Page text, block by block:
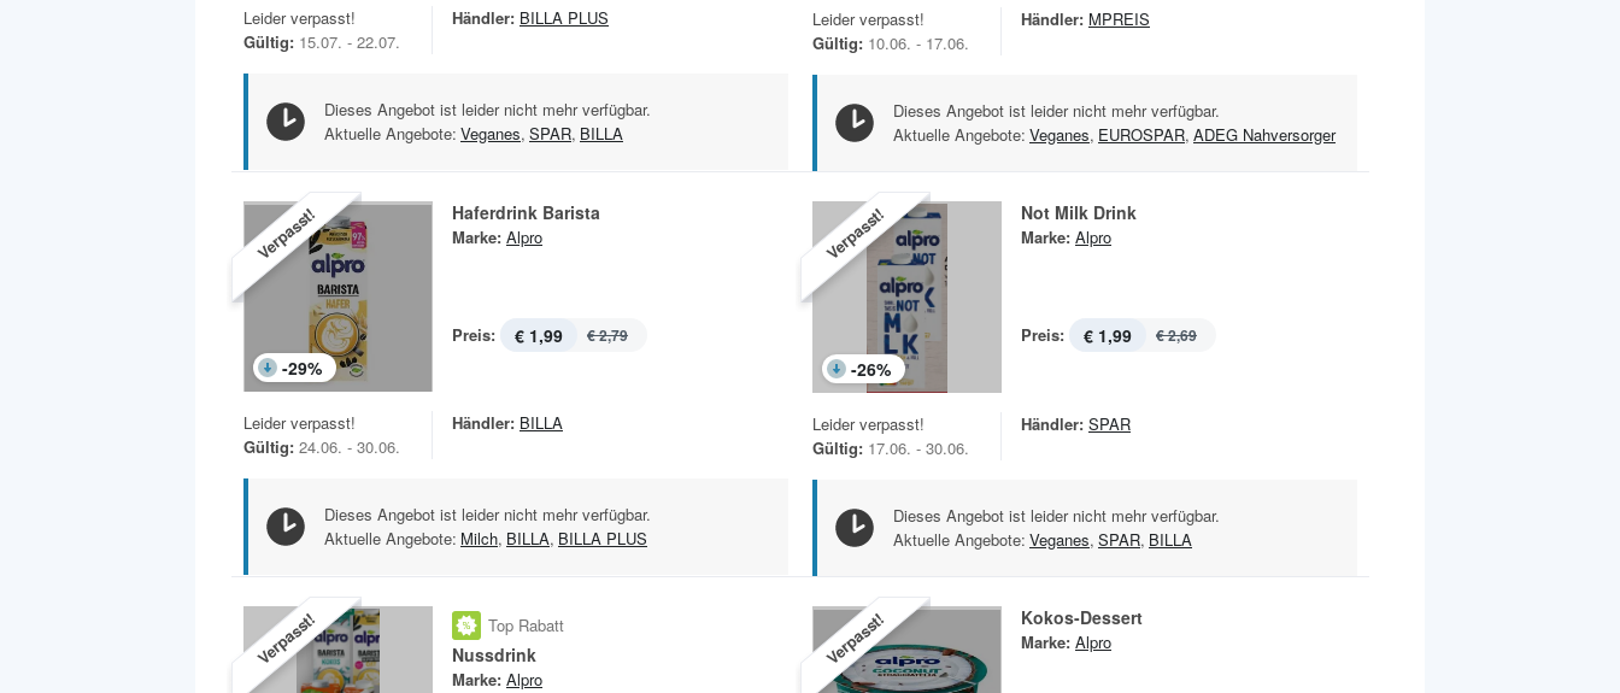
Leider verpasst!
Gültig: 15.07. - 22.07.
Händler: BILLA PLUS
Dieses Angebot ist leider nicht mehr verfügbar.
Aktuelle Angebote: Veganes, SPAR, BILLA
Leider verpasst!
Gültig: 10.06. - 17.06.
Händler: MPREIS
Dieses Angebot ist leider nicht mehr verfügbar.
Aktuelle Angebote: Veganes, EUROSPAR, ADEG Nahversorger
Verpasst!
-29%
Haferdrink Barista
Marke: Alpro
Preis: € 1,99 € 2,79
Leider verpasst!
Gültig: 24.06. - 30.06.
Händler: BILLA
Dieses Angebot ist leider nicht mehr verfügbar.
Aktuelle Angebote: Milch, BILLA, BILLA PLUS
Verpasst!
-26%
Not Milk Drink
Marke: Alpro
Preis: € 1,99 € 2,69
Leider verpasst!
Gültig: 17.06. - 30.06.
Händler: SPAR
Dieses Angebot ist leider nicht mehr verfügbar.
Aktuelle Angebote: Veganes, SPAR, BILLA
Verpasst! Top Rabatt
Nussdrink
Marke: Alpro
Verpasst! Kokos-Dessert
Marke: Alpro